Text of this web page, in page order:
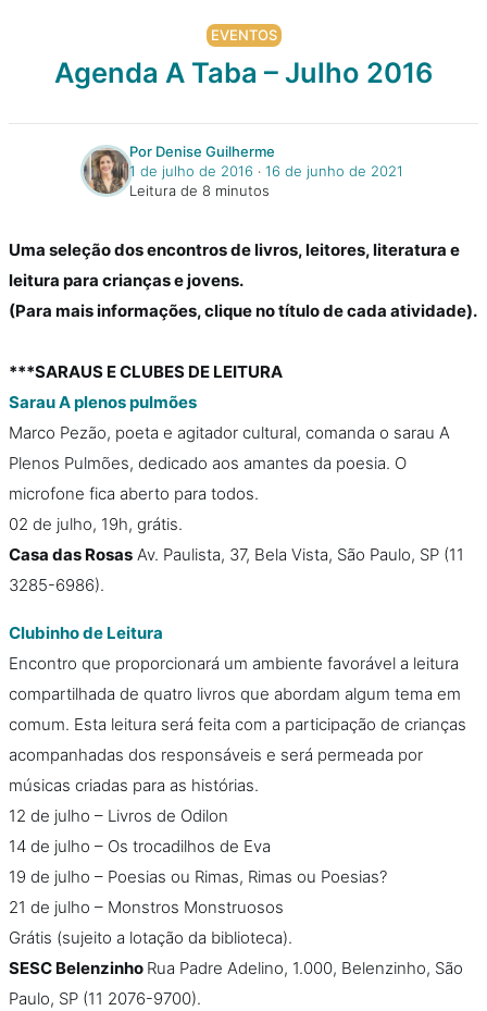
EVENTOS
Agenda A Taba – Julho 2016
Por Denise Guilherme
1 de julho de 2016 ‧ 16 de junho de 2021
Leitura de 8 minutos
Uma seleção dos encontros de livros, leitores, literatura e
leitura para crianças e jovens.
(Para mais informações, clique no título de cada atividade).
***SARAUS E CLUBES DE LEITURA
Sarau A plenos pulmões
Marco Pezão, poeta e agitador cultural, comanda o sarau A
Plenos Pulmões, dedicado aos amantes da poesia. O
microfone fica aberto para todos.
02 de julho, 19h, grátis.
Casa das Rosas Av. Paulista, 37, Bela Vista, São Paulo, SP (11
3285-6986).
Clubinho de Leitura
Encontro que proporcionará um ambiente favorável a leitura
compartilhada de quatro livros que abordam algum tema em
comum. Esta leitura será feita com a participação de crianças
acompanhadas dos responsáveis e será permeada por
músicas criadas para as histórias.
12 de julho – Livros de Odilon
14 de julho – Os trocadilhos de Eva
19 de julho – Poesias ou Rimas, Rimas ou Poesias?
21 de julho – Monstros Monstruosos
Grátis (sujeito a lotação da biblioteca).
SESC Belenzinho Rua Padre Adelino, 1.000, Belenzinho, São
Paulo, SP (11 2076-9700).